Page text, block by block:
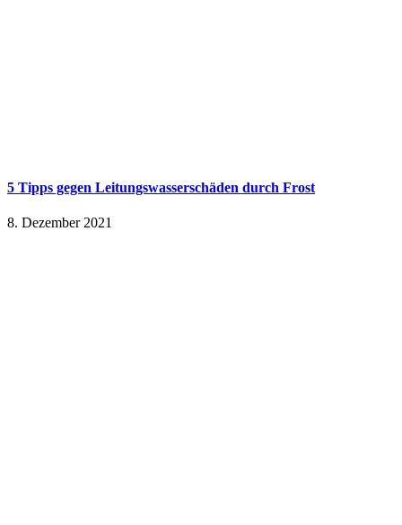
5 Tipps gegen Leitungswasserschäden durch Frost
8. Dezember 2021